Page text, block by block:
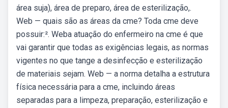
área suja), área de preparo, área de esterilização,.
Web — quais são as áreas da cme? Toda cme deve
possuir:². Weba atuação do enfermeiro na cme é que
vai garantir que todas as exigências legais, as normas
vigentes no que tange a desinfecção e esterilização
de materiais sejam. Web — a norma detalha a estrutura
física necessária para a cme, incluindo áreas
separadas para a limpeza, preparação, esterilização e